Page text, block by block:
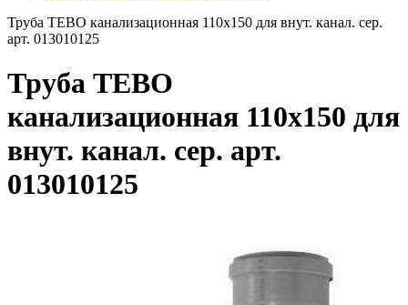
Труба TEBO канализационная 110x150 для внут. канал. сер.
арт. 013010125
Труба TEBO
канализационная 110x150 для
внут. канал. сер. арт.
013010125